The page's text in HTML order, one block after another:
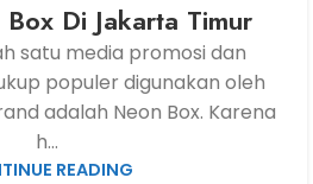
Di Jakarta Timur
satu media promosi dan
populer digunakan oleh
adalah Neon Box. Karena
h...
READING